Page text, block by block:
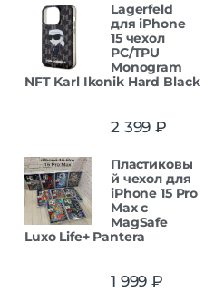
Lagerfeld
для iPhone
15 чехол
PC/TPU
Monogram
NFT Karl Ikonik Hard Black
2 399 ₽
Пластиковы
й чехол для
iPhone 15 Pro
Max с
MagSafe
Luxo Life+ Pantera
1 999 ₽